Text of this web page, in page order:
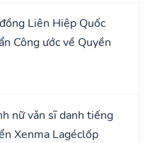
Liên Hiệp Quốc
Công ước về Quyền
nữ vǎn sĩ danh tiếng
Xenma Lagéclốp